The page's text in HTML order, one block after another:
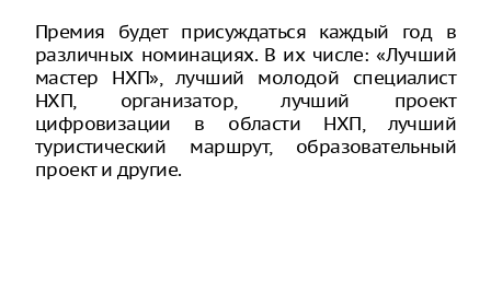
Премия будет присуждаться каждый год в
различных номинациях. В их числе: «Лучший
мастер НХП», лучший молодой специалист
НХП, организатор, лучший проект
цифровизации в области НХП, лучший
туристический маршрут, образовательный
проект и другие.